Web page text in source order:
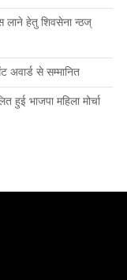
लाने हेतु शिवसेना न्ठज्
अवार्ड से सम्मानित
हुई भाजपा महिला मोर्चा